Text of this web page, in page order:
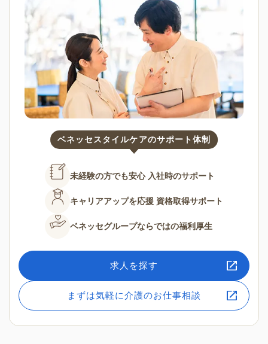
ベネッセスタイルケアのサポート体制
未経験の方でも安心 入社時のサポート
キャリアアップを応援 資格取得サポート
ベネッセグループならではの福利厚生
求人を探す
まずは気軽に介護のお仕事相談